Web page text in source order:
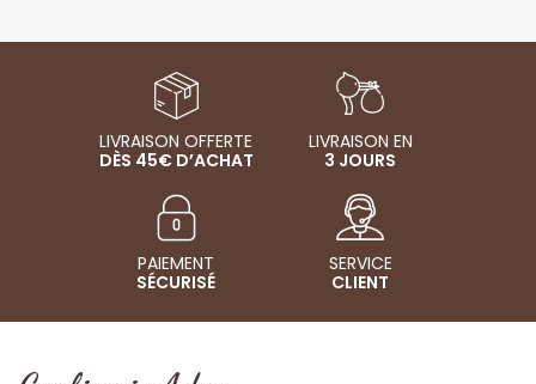
LIVRAISON OFFERTE
DÈS 45€ D’ACHAT
LIVRAISON EN
3 JOURS
PAIEMENT
SÉCURISÉ
SERVICE
CLIENT